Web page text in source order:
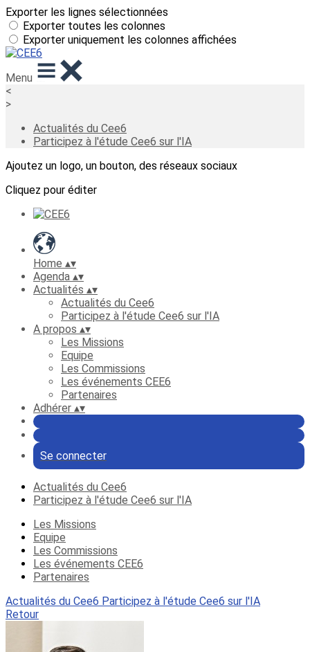
Exporter les lignes sélectionnées
Exporter toutes les colonnes
Exporter uniquement les colonnes affichées
Menu
<
>
Actualités du Cee6
Participez à l'étude Cee6 sur l'IA
Ajoutez un logo, un bouton, des réseaux sociaux
Cliquez pour éditer
Home ▴▾
Agenda ▴▾
Actualités ▴▾
Actualités du Cee6
Participez à l'étude Cee6 sur l'IA
A propos ▴▾
Les Missions
Equipe
Les Commissions
Les événements CEE6
Partenaires
Adhérer ▴▾
Se connecter
Actualités du Cee6
Participez à l'étude Cee6 sur l'IA
Les Missions
Equipe
Les Commissions
Les événements CEE6
Partenaires
Actualités du Cee6 Participez à l'étude Cee6 sur l'IA
Retour